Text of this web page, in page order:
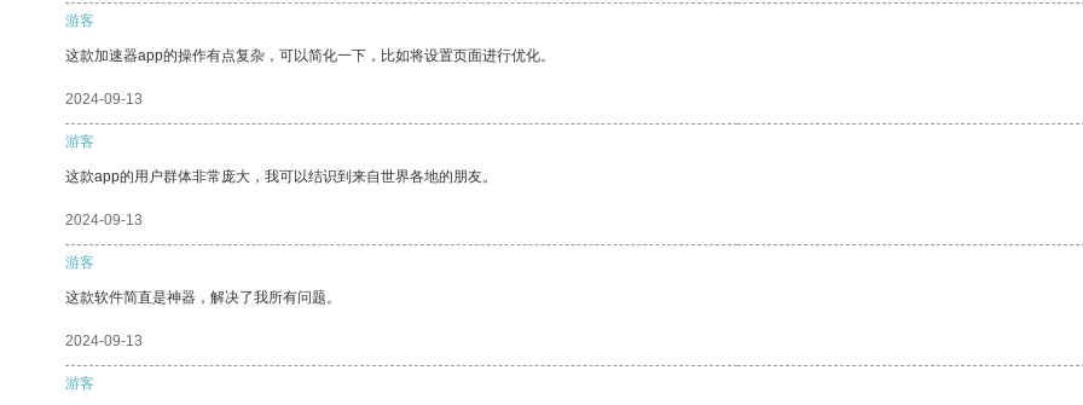
游客
这款加速器app的操作有点复杂，可以简化一下，比如将设置页面进行优化。
2024-09-13
游客
这款app的用户群体非常庞大，我可以结识到来自世界各地的朋友。
2024-09-13
游客
这款软件简直是神器，解决了我所有问题。
2024-09-13
游客